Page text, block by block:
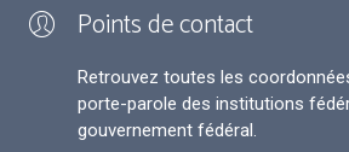
Points de contact
Retrouvez toutes les
porte-parole des institutions
gouvernement fédéral.